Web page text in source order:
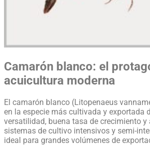
Camarón blanco: el
acuicultura moderna
El camarón blanco (Litopenaeus
en la especie más cultivada y exportada
versatilidad, buena tasa de crecimiento y
sistemas de cultivo intensivos y semi-
ideal para grandes volúmenes de